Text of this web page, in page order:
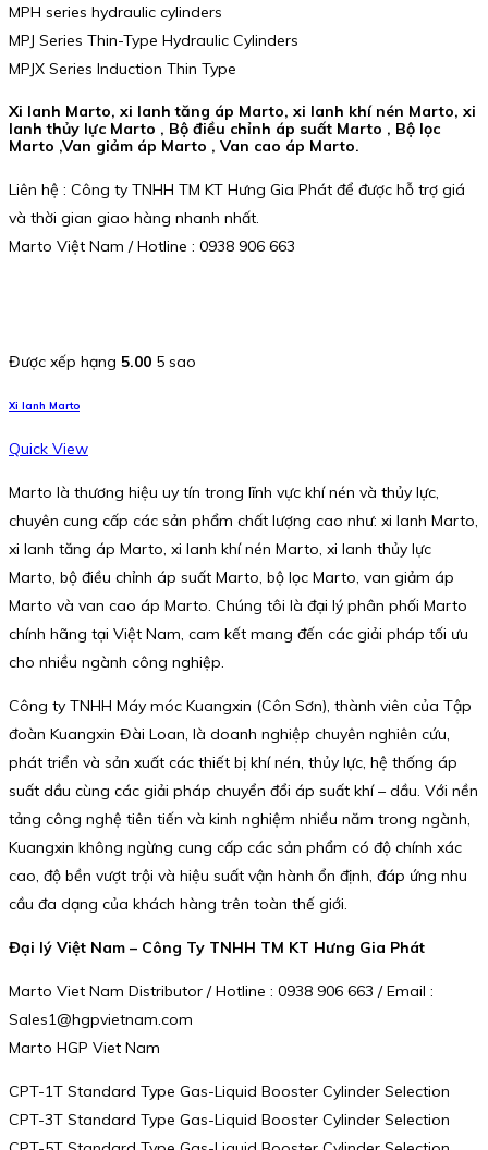
MPH series hydraulic cylinders
MPJ Series Thin-Type Hydraulic Cylinders
MPJX Series Induction Thin Type
Xi lanh Marto, xi lanh tăng áp Marto, xi lanh khí nén Marto, xi
lanh thủy lực Marto , Bộ điều chỉnh áp suất Marto , Bộ lọc
Marto ,Van giảm áp Marto , Van cao áp Marto.
Liên hệ : Công ty TNHH TM KT Hưng Gia Phát để được hỗ trợ giá
và thời gian giao hàng nhanh nhất.
Marto Việt Nam / Hotline : 0938 906 663
Được xếp hạng 5.00 5 sao
Xi lanh Marto
Quick View
Marto là thương hiệu uy tín trong lĩnh vực khí nén và thủy lực,
chuyên cung cấp các sản phẩm chất lượng cao như: xi lanh Marto,
xi lanh tăng áp Marto, xi lanh khí nén Marto, xi lanh thủy lực
Marto, bộ điều chỉnh áp suất Marto, bộ lọc Marto, van giảm áp
Marto và van cao áp Marto. Chúng tôi là đại lý phân phối Marto
chính hãng tại Việt Nam, cam kết mang đến các giải pháp tối ưu
cho nhiều ngành công nghiệp.
Công ty TNHH Máy móc Kuangxin (Côn Sơn), thành viên của Tập
đoàn Kuangxin Đài Loan, là doanh nghiệp chuyên nghiên cứu,
phát triển và sản xuất các thiết bị khí nén, thủy lực, hệ thống áp
suất dầu cùng các giải pháp chuyển đổi áp suất khí – dầu. Với nền
tảng công nghệ tiên tiến và kinh nghiệm nhiều năm trong ngành,
Kuangxin không ngừng cung cấp các sản phẩm có độ chính xác
cao, độ bền vượt trội và hiệu suất vận hành ổn định, đáp ứng nhu
cầu đa dạng của khách hàng trên toàn thế giới.
Đại lý Việt Nam – Công Ty TNHH TM KT Hưng Gia Phát
Marto Viet Nam Distributor / Hotline : 0938 906 663 / Email :
Sales1@hgpvietnam.com
Marto HGP Viet Nam
CPT-1T Standard Type Gas-Liquid Booster Cylinder Selection
CPT-3T Standard Type Gas-Liquid Booster Cylinder Selection